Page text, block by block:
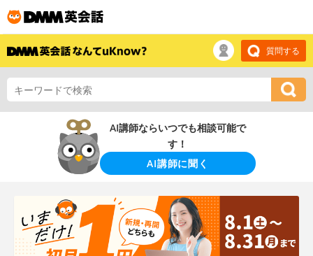
質問する
AI講師ならいつでも相談可能で
す！
AI講師に聞く